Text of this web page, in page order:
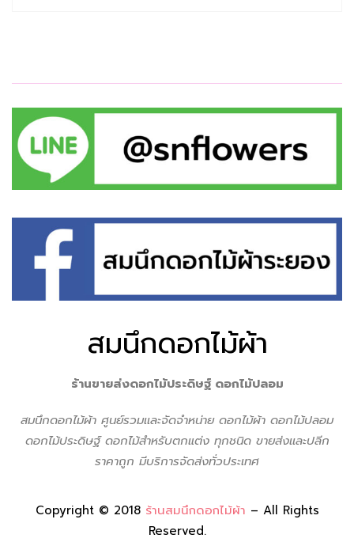
สมนึกดอกไม้ผ้า
ร้านขายส่งดอกไม้ประดิษฐ์ ดอกไม้ปลอม
สมนึกดอกไม้ผ้า ศูนย์รวมเเละจัดจำหน่าย ดอกไม้ผ้า ดอกไม้ปลอม
ดอกไม้ประดิษฐ์ ดอกไม้สำหรับตกแต่ง ทุกชนิด ขายส่งเเละปลีก
ราคาถูก มีบริการจัดส่งทั่วประเทศ
Copyright © 2018 ร้านสมนึกดอกไม้ผ้า – All Rights
Reserved.